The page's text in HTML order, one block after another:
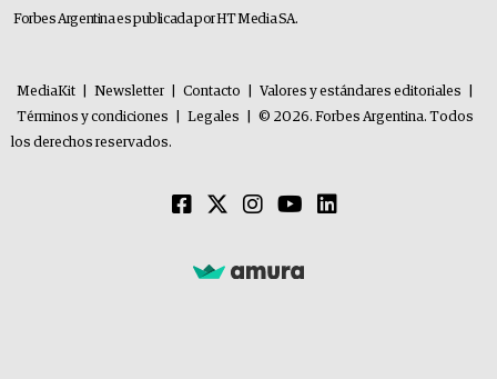
Forbes Argentina es publicada por HT Media SA.
MediaKit Newsletter Contacto Valores y estándares editoriales
Términos y condiciones
Legales
© 2026. Forbes Argentina. Todos
los derechos reservados.